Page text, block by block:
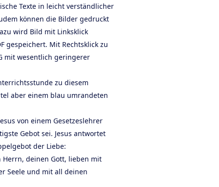
Texte in leicht verständlicher
können die Bilder gedruckt
wird Bild mit Linksklick
gespeichert. Mit Rechtsklick zu
mit wesentlich geringerer
zu diesem
aber einem blau umrandeten
von einem Gesetzeslehrer
Gebot sei. Jesus antwortet
der Liebe:
Herrn, deinen Gott, lieben mit
Seele und mit all deinen